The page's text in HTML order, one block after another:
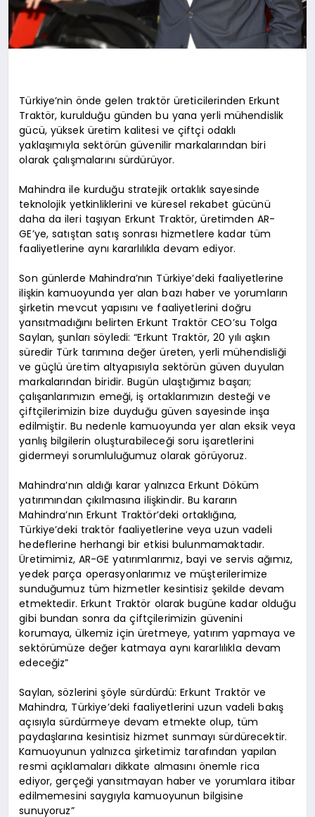
Türkiye’nin önde gelen traktör üreticilerinden Erkunt
Traktör, kurulduğu günden bu yana yerli mühendislik
gücü, yüksek üretim kalitesi ve çiftçi odaklı
yaklaşımıyla sektörün güvenilir markalarından biri
olarak çalışmalarını sürdürüyor.
Mahindra ile kurduğu stratejik ortaklık sayesinde
teknolojik yetkinliklerini ve küresel rekabet gücünü
daha da ileri taşıyan Erkunt Traktör, üretimden AR-
GE’ye, satıştan satış sonrası hizmetlere kadar tüm
faaliyetlerine aynı kararlılıkla devam ediyor.
Son günlerde Mahindra’nın Türkiye’deki faaliyetlerine
ilişkin kamuoyunda yer alan bazı haber ve yorumların
şirketin mevcut yapısını ve faaliyetlerini doğru
yansıtmadığını belirten Erkunt Traktör CEO’su Tolga
Saylan, şunları söyledi: “Erkunt Traktör, 20 yılı aşkın
süredir Türk tarımına değer üreten, yerli mühendisliği
ve güçlü üretim altyapısıyla sektörün güven duyulan
markalarından biridir. Bugün ulaştığımız başarı;
çalışanlarımızın emeği, iş ortaklarımızın desteği ve
çiftçilerimizin bize duyduğu güven sayesinde inşa
edilmiştir. Bu nedenle kamuoyunda yer alan eksik veya
yanlış bilgilerin oluşturabileceği soru işaretlerini
gidermeyi sorumluluğumuz olarak görüyoruz.
Mahindra’nın aldığı karar yalnızca Erkunt Döküm
yatırımından çıkılmasına ilişkindir. Bu kararın
Mahindra’nın Erkunt Traktör’deki ortaklığına,
Türkiye’deki traktör faaliyetlerine veya uzun vadeli
hedeflerine herhangi bir etkisi bulunmamaktadır.
Üretimimiz, AR-GE yatırımlarımız, bayi ve servis ağımız,
yedek parça operasyonlarımız ve müşterilerimize
sunduğumuz tüm hizmetler kesintisiz şekilde devam
etmektedir. Erkunt Traktör olarak bugüne kadar olduğu
gibi bundan sonra da çiftçilerimizin güvenini
korumaya, ülkemiz için üretmeye, yatırım yapmaya ve
sektörümüze değer katmaya aynı kararlılıkla devam
edeceğiz”
Saylan, sözlerini şöyle sürdürdü: Erkunt Traktör ve
Mahindra, Türkiye’deki faaliyetlerini uzun vadeli bakış
açısıyla sürdürmeye devam etmekte olup, tüm
paydaşlarına kesintisiz hizmet sunmayı sürdürecektir.
Kamuoyunun yalnızca şirketimiz tarafından yapılan
resmi açıklamaları dikkate almasını önemle rica
ediyor, gerçeği yansıtmayan haber ve yorumlara itibar
edilmemesini saygıyla kamuoyunun bilgisine
sunuyoruz”